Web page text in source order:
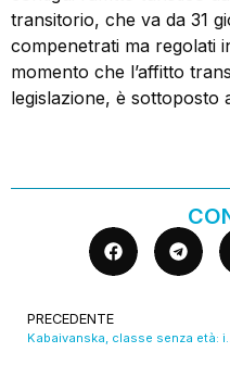
transitorio, che va da 31
compenetrati ma regolati
momento che l’affitto
legislazione, è sottoposto
PRECEDENTE
Kabaivanska,